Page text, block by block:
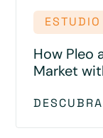
How Pleo
Market